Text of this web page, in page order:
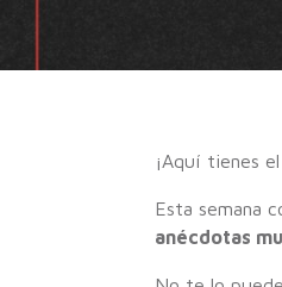
¡Aquí tienes el
Esta semana
anécdotas